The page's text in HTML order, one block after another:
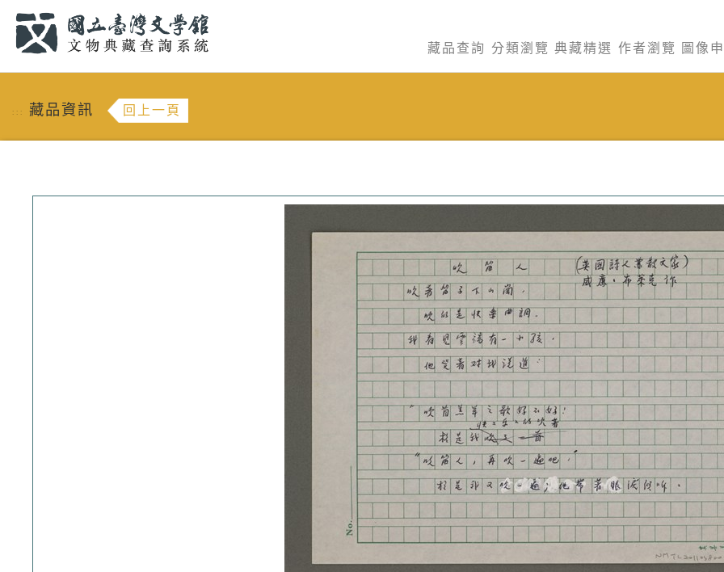
藏品查詢 分類瀏覽 典藏精選 作者瀏覽 圖像
::: 藏品資訊 回上一頁